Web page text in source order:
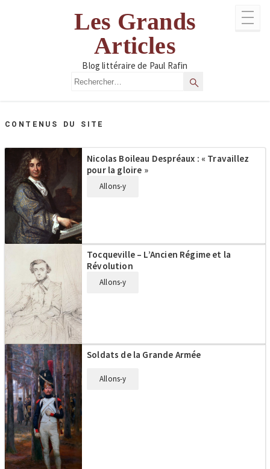
Les Grands
Articles
Blog littéraire de Paul Rafin
Rechercher Rechercher
CONTENUS DU SITE
Nicolas Boileau Despréaux : « Travaillez
pour la gloire »
Allons-y
Tocqueville – L’Ancien Régime et la
Révolution
Allons-y
Soldats de la Grande Armée
Allons-y